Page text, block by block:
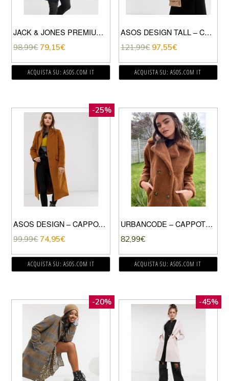
JACK & JONES PREMIUM – CAPPOTTO BLU NAVY
98,99€ 79,15€
ACQUISTA SU: ASOS.COM IT
ASOS DESIGN TALL – CAPPOTTO LUNGO STILE SMOKING NERO
121,99€ 97,55€
ACQUISTA SU: ASOS.COM IT
-25%
ASOS DESIGN – CAPPOTTO LUNGO SENZA COLLETTO-MARRONE
99,99€ 74,95€
ACQUISTA SU: ASOS.COM IT
URBANCODE – CAPPOTTO TEDDY LUNGO IN PILE BORG COLOR CUOIO
82,99€
ACQUISTA SU: ASOS.COM IT
-20% -45%